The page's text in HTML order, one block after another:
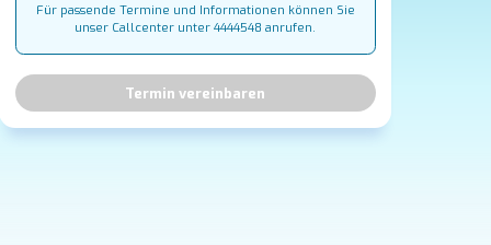
Für passende Termine und Informationen können Sie
unser Callcenter unter 4444548 anrufen.
Termin vereinbaren